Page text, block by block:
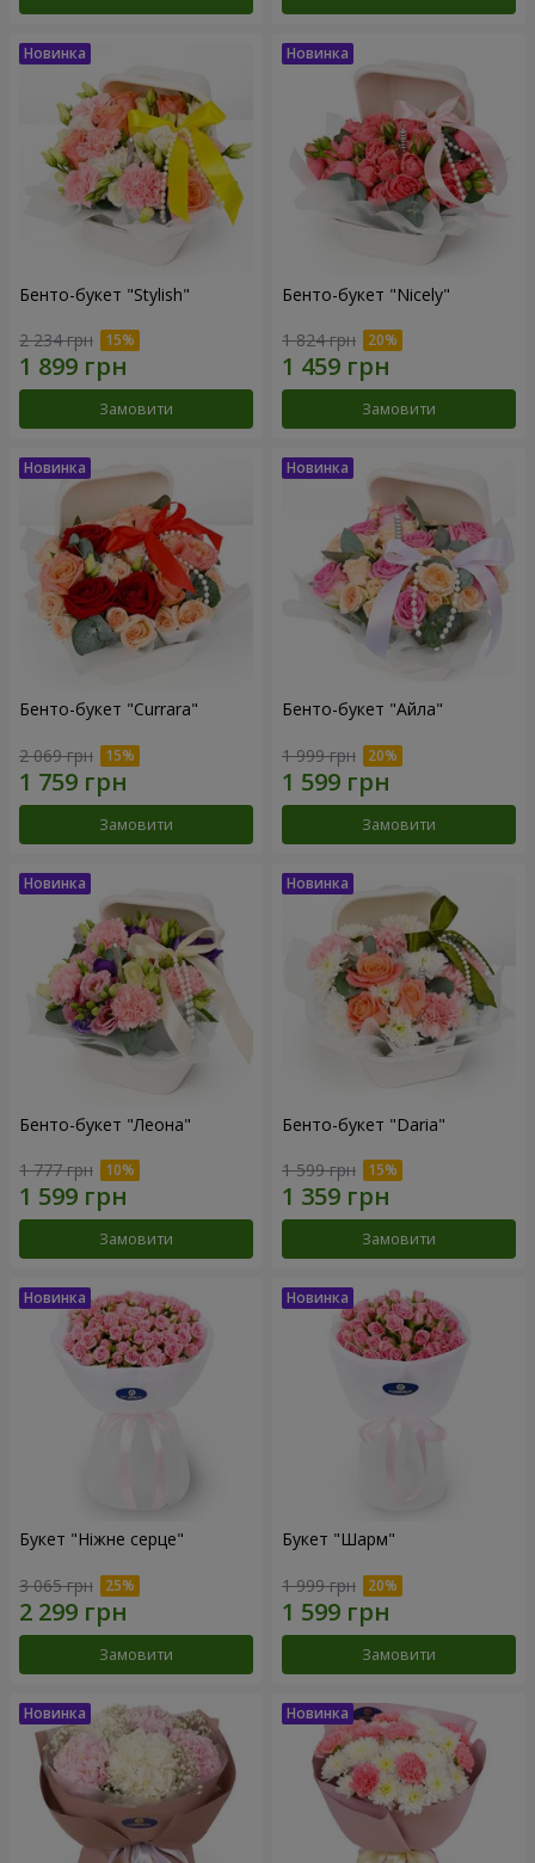
Бенто-букет "Stylish"
2 234 грн
Замовити
Бенто-букет "Nicely"
1 824 грн
Замовити
Бенто-букет "Currara"
2 069 грн
Замовити
Бенто-букет "Айла"
1 999 грн
Замовити
Бенто-букет "Леона"
1 777 грн
Замовити
Бенто-букет "Daria"
1 599 грн
Замовити
Букет "Ніжне серце"
3 065 грн
Замовити
Букет "Шарм"
1 999 грн
Замовити